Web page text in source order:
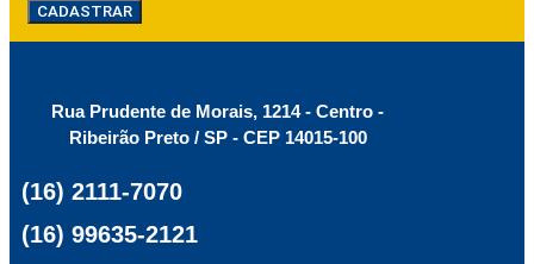
CADASTRAR
Rua Prudente de Morais, 1214 - Centro -
Ribeirão Preto / SP - CEP 14015-100
(16) 2111-7070
(16) 99635-2121